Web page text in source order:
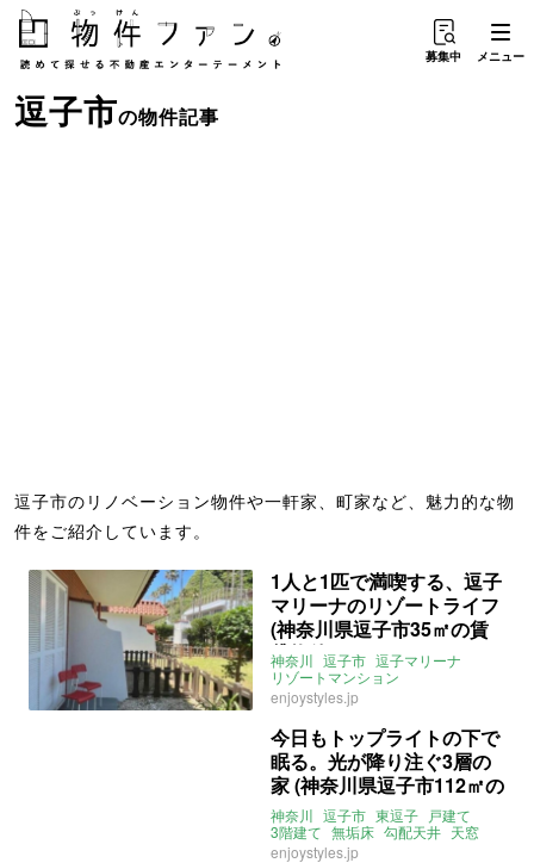
募集中 メニュー
逗子市の物件記事
逗子市のリノベーション物件や一軒家、町家など、魅力的な物
件をご紹介しています。
1人と1匹で満喫する、逗子
マリーナのリゾートライフ
(神奈川県逗子市35㎡の賃
貸物件)
神奈川 逗子市 逗子マリーナ
リゾートマンション
リノベーション
ペット飼育可
ENJOYSTYLE
賃貸
enjoystyles.jp
今日もトップライトの下で
眠る。光が降り注ぐ3層の
家 (神奈川県逗子市112㎡の
売買物件)
神奈川 逗子市 東逗子 戸建て
3階建て 無垢床 勾配天井 天窓
駐車場 眺望
enjoystyles.jp